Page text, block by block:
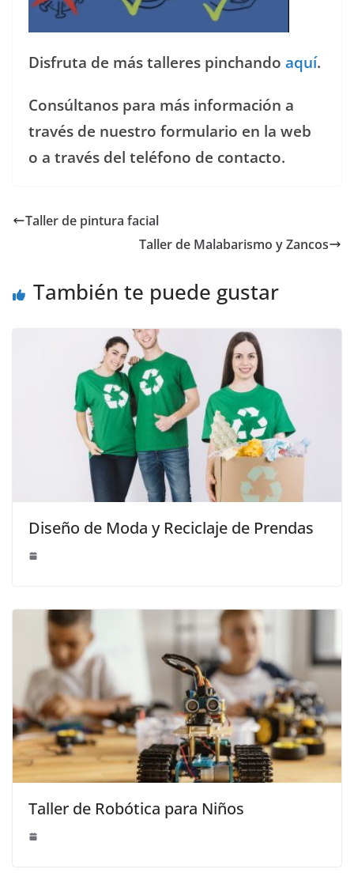
Disfruta de más talleres pinchando aquí.
Consúltanos para más información a
través de nuestro formulario en la web
o a través del teléfono de contacto.
Taller de pintura facial
Taller de Malabarismo y Zancos
También te puede gustar
Diseño de Moda y Reciclaje de Prendas
Taller de Robótica para Niños